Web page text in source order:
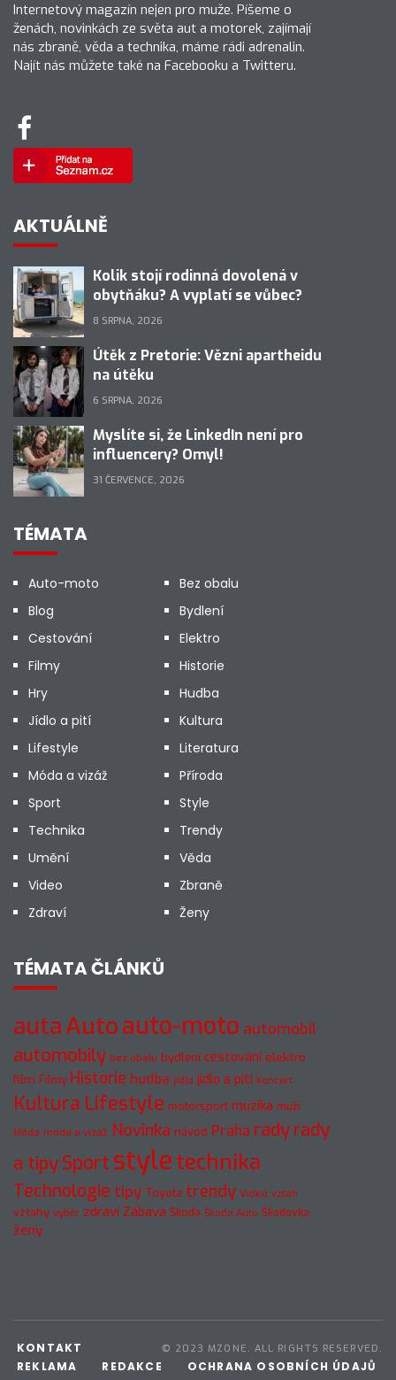
Internetový magazín nejen pro muže. Píšeme o
ženách, novinkách ze světa aut a motorek, zajímají
nás zbraně, věda a technika, máme rádi adrenalin.
Najít nás můžete také na Facebooku a Twitteru.
AKTUÁLNĚ
Kolik stojí rodinná dovolená v
obytňáku? A vyplatí se vůbec?
8 SRPNA, 2026
Útěk z Pretorie: Vězni apartheidu
na útěku
6 SRPNA, 2026
Myslíte si, že LinkedIn není pro
influencery? Omyl!
31 ČERVENCE, 2026
TÉMATA
Auto-moto
Bez obalu
Blog
Bydlení
Cestování
Elektro
Filmy
Historie
Hry
Hudba
Jídlo a pití
Kultura
Lifestyle
Literatura
Móda a vizáž
Příroda
Sport
Style
Technika
Trendy
Umění
Věda
Video
Zbraně
Zdraví
Ženy
TÉMATA ČLÁNKŮ
autaAutoauto-moto automobil
automobily bez obalu bydlení cestování elektro
film Filmy Historie hudba jídlo jídlo a pití koncert
Kultura Lifestyle motorsport muzika muži
Móda móda a vizáž Novinka návod Praha radyrady
a tipySport styletechnika
Technologie tipy Toyota trendy Video vztah
vztahy výběr zdraví Zábava Škoda Škoda Auto Škodovka
ženy
© 2023 MZONE. ALL RIGHTS RESERVED.
KONTAKT
REKLAMA
REDAKCE OCHRANA OSOBNÍCH ÚDAJŮ